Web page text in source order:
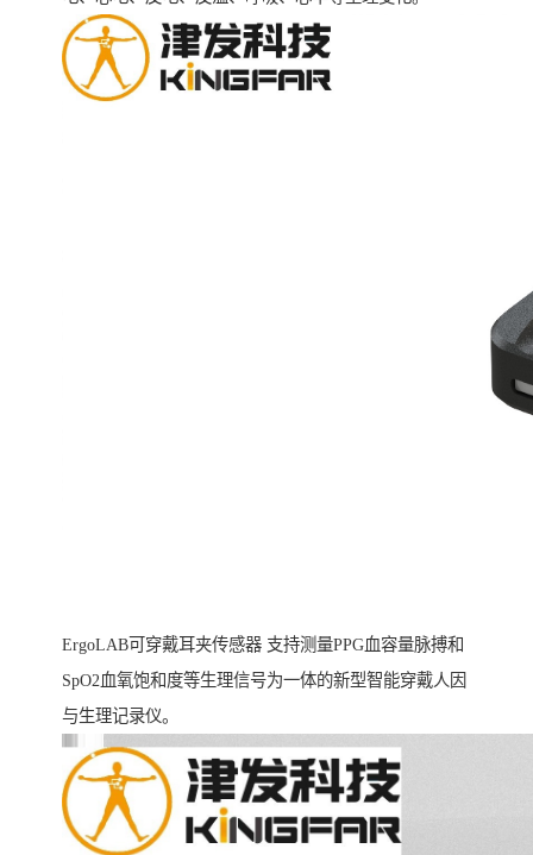
ErgoLAB可穿戴耳夹传感器 支持测量PPG血容量脉搏和
SpO2血氧饱和度等生理信号为一体的新型智能穿戴人因
与生理记录仪。